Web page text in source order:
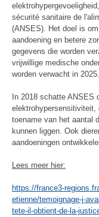
sécurité sanitaire de
(ANSES). Het doel is
aandoening en betere
gegevens die worden
vrijwillige medische
worden verwacht in 2025.
In 2018 schatte ANSES
elektrohypersensitiviteit,
toename van het aantal
kunnen liggen. Ook
aandoeningen
Lees meer hier:
https://france3-
etienne/temoignage-j-
tete-il-obtient-de-la-